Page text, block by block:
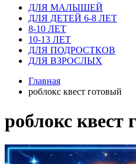
ДЛЯ МАЛЫШЕЙ
ДЛЯ ДЕТЕЙ 6-8 ЛЕТ
8-10 ЛЕТ
10-13 ЛЕТ
ДЛЯ ПОДРОСТКОВ
ДЛЯ ВЗРОСЛЫХ
Главная
роблокс квест готовый
роблокс квест